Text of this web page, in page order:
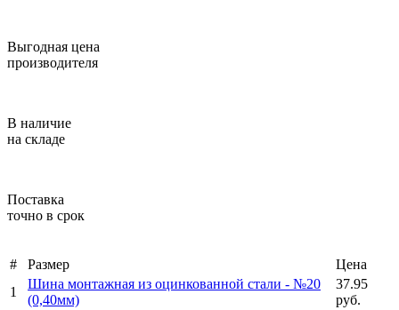
Выгодная цена
производителя
В наличие
на складе
Поставка
точно в срок
# Размер
Цена
1
Шина монтажная из оцинкованной стали - №20
(0,40мм)
37.95
руб.